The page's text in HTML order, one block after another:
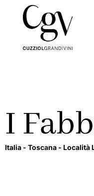
I
Italia - Toscana - Località